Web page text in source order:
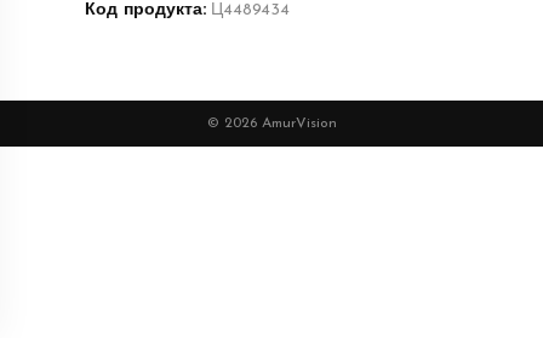
Код продукта: Ц4489434
© 2026 AmurVision